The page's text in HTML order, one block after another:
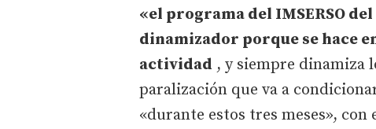
«el programa del IMSERSO
dinamizador porque se hace
actividad , y siempre dinamiza
paralización que va a
«durante estos tres meses»,